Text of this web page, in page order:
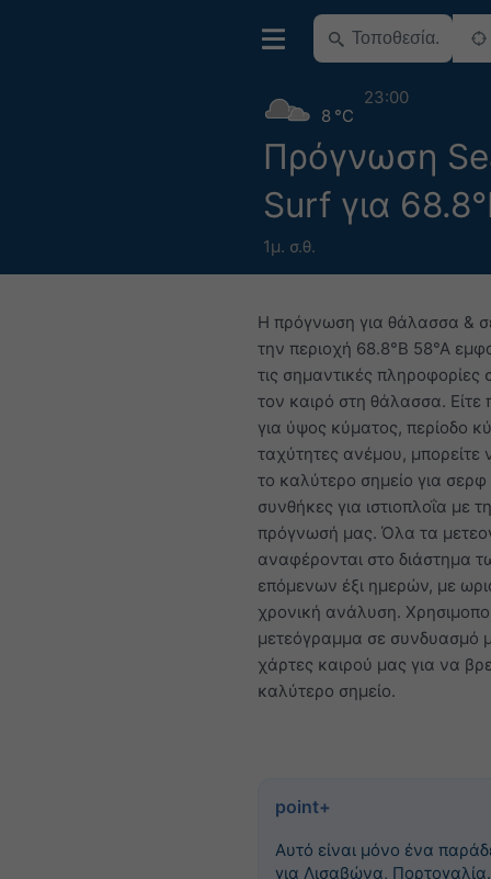
Πρόγνωση
Surf για
1μ. σ.θ.
8 °C
23:00
Η πρόγνωση για θάλασσα &
την περιοχή 68.8°Β 58°Α
τις σημαντικές πληροφορίες
τον καιρό στη θάλασσα. Είτε
για ύψος κύματος, περίοδο
ταχύτητες ανέμου, μπορείτε
το καλύτερο σημείο για σερφ
συνθήκες για ιστιοπλοΐα με
πρόγνωσή μας. Όλα τα
αναφέρονται στο διάστημα
επόμενων έξι ημερών, με
χρονική ανάλυση.
μετεόγραμμα σε συνδυασμό
χάρτες καιρού μας για να
καλύτερο σημείο.
point+
Αυτό είναι μόνο ένα
για Λισαβώνα,